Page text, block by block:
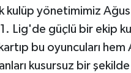
kulüp yönetimimiz
1. Lig'de güçlü bir ekip
bu oyuncuları hem
kusursuz bir